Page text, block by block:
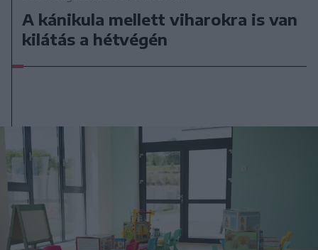
A kánikula mellett viharokra is van
kilátás a hétvégén